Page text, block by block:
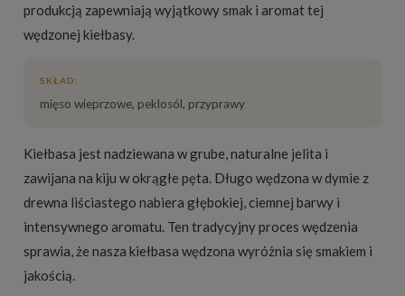
produkcją zapewniają wyjątkowy smak i aromat tej
wędzonej kiełbasy.
SKŁAD:
mięso wieprzowe, peklosól, przyprawy
Kiełbasa jest nadziewana w grube, naturalne jelita i
zawijana na kiju w okrągłe pęta. Długo wędzona w dymie z
drewna liściastego nabiera głębokiej, ciemnej barwy i
intensywnego aromatu. Ten tradycyjny proces wędzenia
sprawia, że nasza kiełbasa wędzona wyróżnia się smakiem i
jakością.